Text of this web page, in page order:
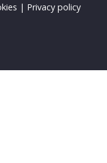
| Privacy policy